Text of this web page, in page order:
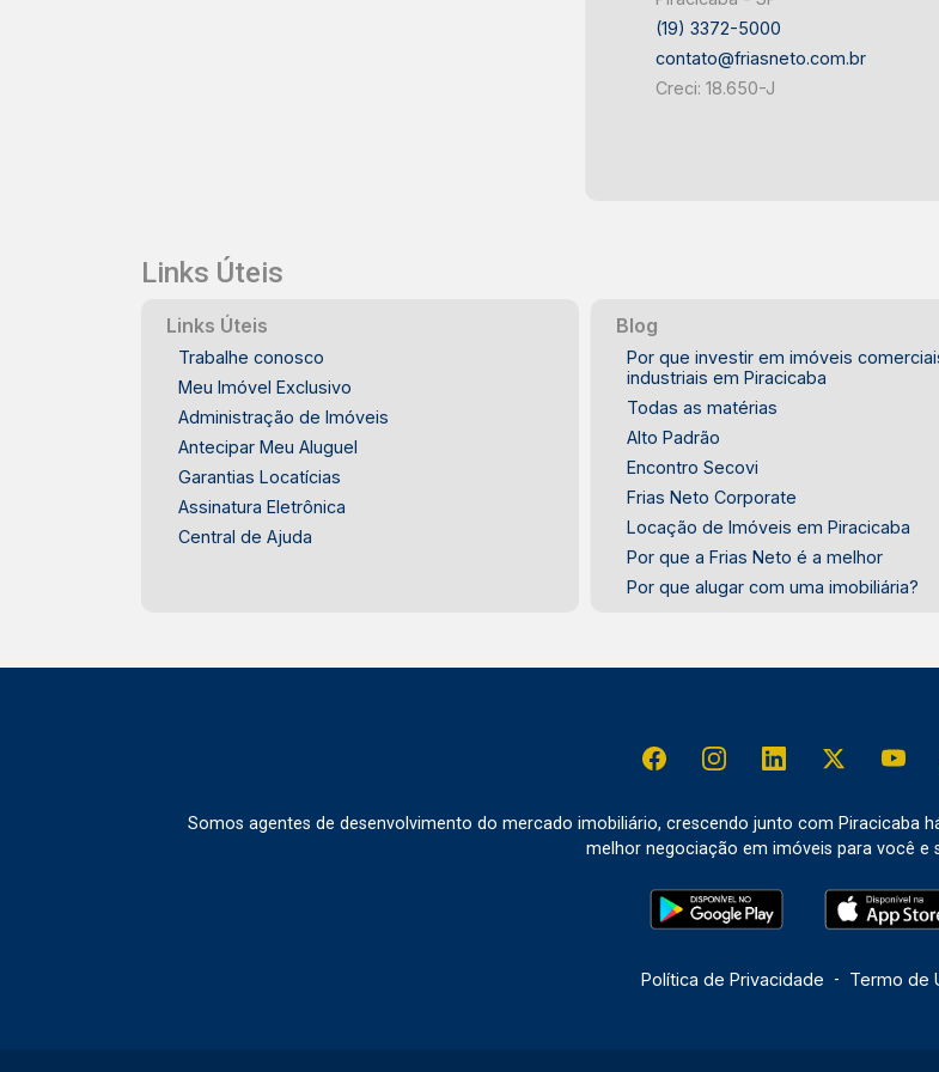
(19) 3372-5000
contato@friasneto.com.br
Creci: 18.650-J
Links Úteis
Links Úteis
Trabalhe conosco
Meu Imóvel Exclusivo
Administração de Imóveis
Antecipar Meu Aluguel
Garantias Locatícias
Assinatura Eletrônica
Central de Ajuda
Blog
Por que investir em imóveis
industriais em Piracicaba
Todas as matérias
Alto Padrão
Encontro Secovi
Frias Neto Corporate
Locação de Imóveis em Piracicaba
Por que a Frias Neto é a melhor
Por que alugar com uma imobiliária?
Somos agentes de desenvolvimento do mercado imobiliário, crescendo junto com Piracicaba
melhor negociação em imóveis para você e
Política de Privacidade - Termo de